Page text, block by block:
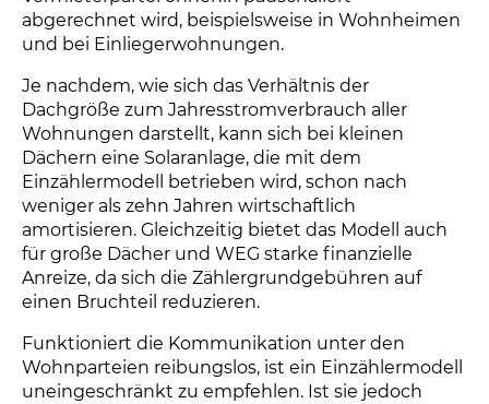
abgerechnet wird, beispielsweise in Wohnheimen
und bei Einliegerwohnungen.
Je nachdem, wie sich das Verhältnis der
Dachgröße zum Jahresstromverbrauch aller
Wohnungen darstellt, kann sich bei kleinen
Dächern eine Solaranlage, die mit dem
Einzählermodell betrieben wird, schon nach
weniger als zehn Jahren wirtschaftlich
amortisieren. Gleichzeitig bietet das Modell auch
für große Dächer und WEG starke finanzielle
Anreize, da sich die Zählergrundgebühren auf
einen Bruchteil reduzieren.
Funktioniert die Kommunikation unter den
Wohnparteien reibungslos, ist ein Einzählermodell
uneingeschränkt zu empfehlen. Ist sie jedoch